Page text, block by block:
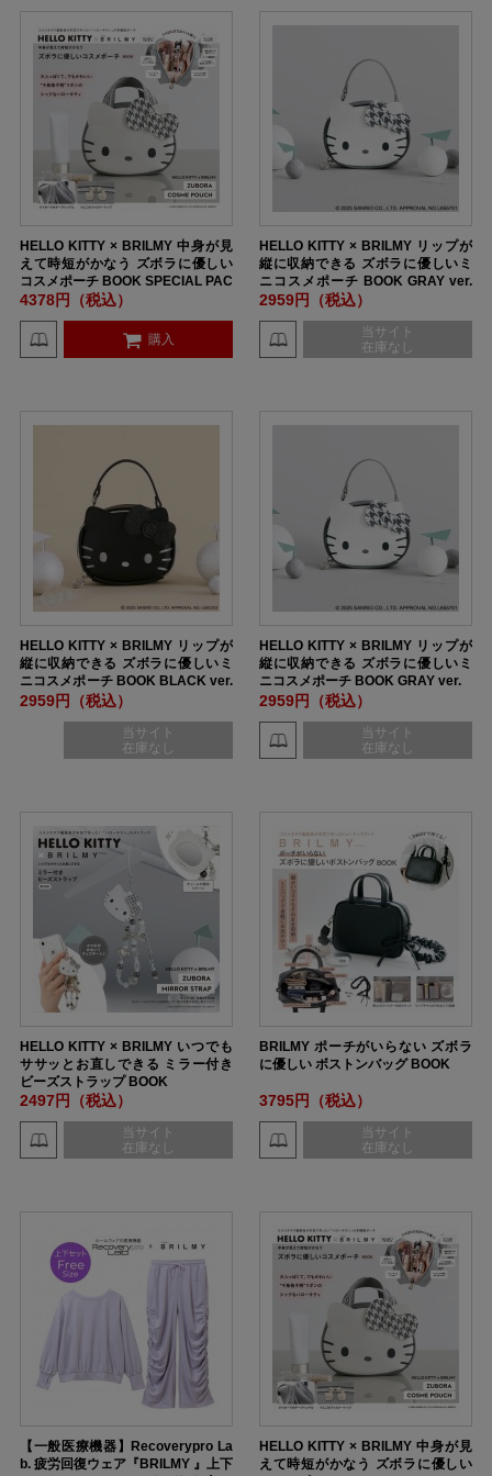
HELLO KITTY × BRILMY 中身が見
えて時短がかなう ズボラに優しい
コスメポーチ BOOK SPECIAL PAC
KAGE
4378円（税込）
購入
HELLO KITTY × BRILMY リップが
縦に収納できる ズボラに優しいミ
ニコスメポーチ BOOK GRAY ver.
SPECIAL PACKAGE
2959円（税込）
当サイト
在庫なし
HELLO KITTY × BRILMY リップが
縦に収納できる ズボラに優しいミ
ニコスメポーチ BOOK BLACK ver.
SPECIAL PACKAGE
2959円（税込）
当サイト
在庫なし
HELLO KITTY × BRILMY リップが
縦に収納できる ズボラに優しいミ
ニコスメポーチ BOOK GRAY ver.
2959円（税込）
当サイト
在庫なし
HELLO KITTY × BRILMY いつでも
ササッとお直しできる ミラー付き
ビーズストラップ BOOK
2497円（税込）
当サイト
在庫なし
BRILMY ポーチがいらない ズボラ
に優しい ボストンバッグ BOOK
3795円（税込）
当サイト
在庫なし
【一般医療機器】Recoverypro La
b. 疲労回復ウェア『BRILMY 』上下
HELLO KITTY × BRILMY 中身が見
えて時短がかなう ズボラに優しい